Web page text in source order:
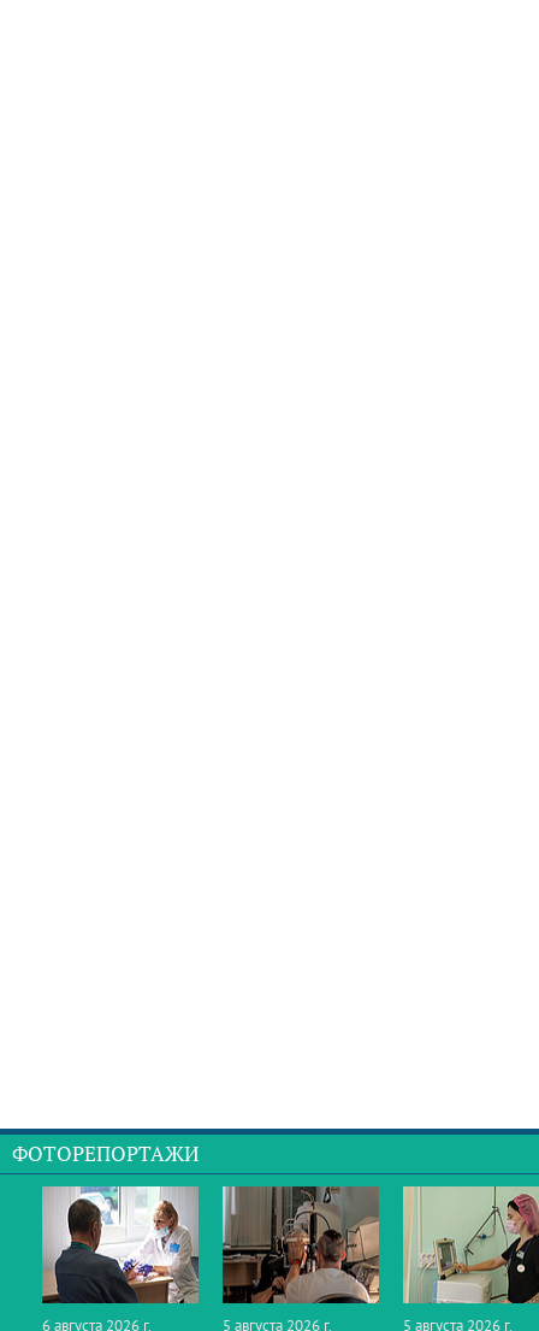
ФОТОРЕПОРТАЖИ
6 августа 2026 г. 5 августа 2026 г. 5 августа 2026 г.